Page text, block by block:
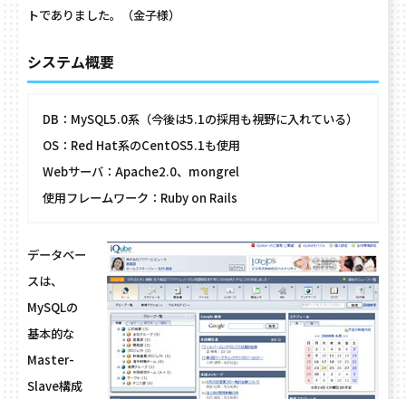
トでありました。（金子様）
システム概要
DB：MySQL5.0系（今後は5.1の採用も視野に入れている）
OS：Red Hat系のCentOS5.1も使用
Webサーバ：Apache2.0、mongrel
使用フレームワーク：Ruby on Rails
データベー
スは、
MySQLの
基本的な
Master-
Slave構成